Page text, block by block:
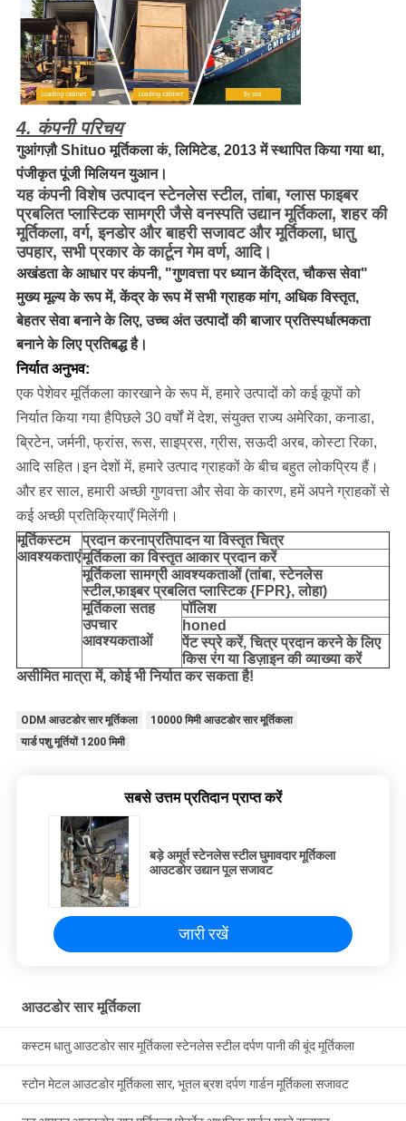
4. कंपनी परिचय
गुआंगज़ौ Shituo मूर्तिकला कं, लिमिटेड, 2013 में स्थापित किया गया था,
पंजीकृत पूंजी मिलियन युआन।
यह कंपनी विशेष उत्पादन स्टेनलेस स्टील, तांबा, ग्लास फाइबर
प्रबलित प्लास्टिक सामग्री जैसे वनस्पति उद्यान मूर्तिकला, शहर की
मूर्तिकला, वर्ग, इनडोर और बाहरी सजावट और मूर्तिकला, धातु
उपहार, सभी प्रकार के कार्टून गेम वर्ण, आदि।
अखंडता के आधार पर कंपनी, "गुणवत्ता पर ध्यान केंद्रित, चौकस सेवा"
मुख्य मूल्य के रूप में, केंद्र के रूप में सभी ग्राहक मांग, अधिक विस्तृत,
बेहतर सेवा बनाने के लिए, उच्च अंत उत्पादों की बाजार प्रतिस्पर्धात्मकता
बनाने के लिए प्रतिबद्ध है।
निर्यात अनुभव:
एक पेशेवर मूर्तिकला कारखाने के रूप में, हमारे उत्पादों को कई कूपों को
निर्यात किया गया हैपिछले 30 वर्षों में देश, संयुक्त राज्य अमेरिका, कनाडा,
ब्रिटेन, जर्मनी, फ्रांस, रूस, साइप्रस, ग्रीस, सऊदी अरब, कोस्टा रिका,
आदि सहित। इन देशों में, हमारे उत्पाद ग्राहकों के बीच बहुत लोकप्रिय हैं।
और हर साल, हमारी अच्छी गुणवत्ता और सेवा के कारण, हमें अपने ग्राहकों से
कई अच्छी प्रतिक्रियाएँ मिलेंगी।
मूर्तिकस्टम
आवश्यकताएं
प्रदान करनाप्रतिपादन या विस्तृत चित्र
मूर्तिकला का विस्तृत आकार प्रदान करें
मूर्तिकला सामग्री आवश्यकताओं (तांबा, स्टेनलेस
स्टील,फाइबर प्रबलित प्लास्टिक {FPR}, लोहा)
मूर्तिकला सतह
उपचार
आवश्यकताओं
पॉलिश
honed
पेंट स्प्रे करें, चित्र प्रदान करने के लिए
किस रंग या डिज़ाइन की व्याख्या करें
असीमित मात्रा में, कोई भी निर्यात कर सकता है!
ODM आउटडोर सार मूर्तिकला
10000 मिमी आउटडोर सार मूर्तिकला
यार्ड पशु मूर्तियों 1200 मिमी
सबसे उत्तम प्रतिदान प्राप्त करें
बड़े अमूर्त स्टेनलेस स्टील घुमावदार मूर्तिकला
आउटडोर उद्यान पूल सजावट
जारी रखें
आउटडोर सार मूर्तिकला
कस्टम धातु आउटडोर सार मूर्तिकला स्टेनलेस स्टील दर्पण पानी की बूंद मूर्तिकला
स्टोन मेटल आउटडोर मूर्तिकला सार, भूतल ब्रश दर्पण गार्डन मूर्तिकला सजावट